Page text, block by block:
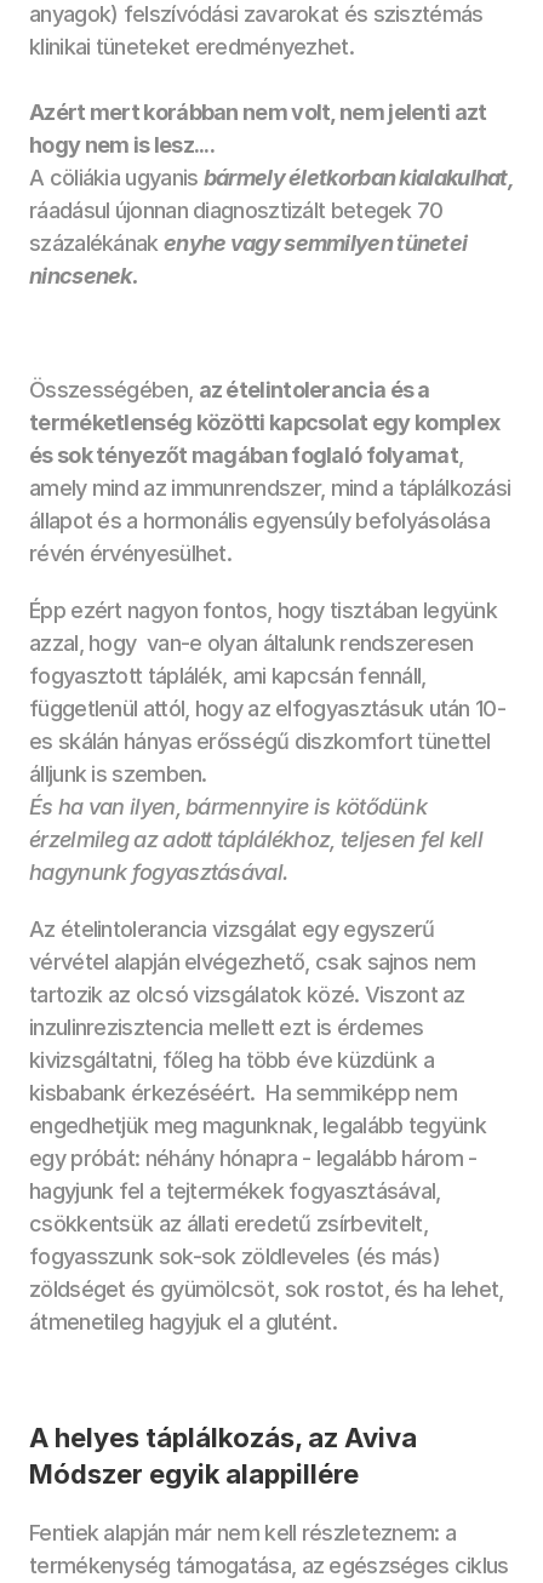
anyagok) felszívódási zavarokat és szisztémás
klinikai tüneteket eredményezhet.
Azért mert korábban nem volt, nem jelenti azt
hogy nem is lesz....
A cöliákia ugyanis bármely életkorban kialakulhat,
ráadásul újonnan diagnosztizált betegek 70
százalékának enyhe vagy semmilyen tünetei
nincsenek.
Összességében, az ételintolerancia és a
terméketlenség közötti kapcsolat egy komplex
és sok tényezőt magában foglaló folyamat,
amely mind az immunrendszer, mind a táplálkozási
állapot és a hormonális egyensúly befolyásolása
révén érvényesülhet.
Épp ezért nagyon fontos, hogy tisztában legyünk
azzal, hogy  van-e olyan általunk rendszeresen
fogyasztott táplálék, ami kapcsán fennáll,
függetlenül attól, hogy az elfogyasztásuk után 10-
es skálán hányas erősségű diszkomfort tünettel
álljunk is szemben.
És ha van ilyen, bármennyire is kötődünk
érzelmileg az adott táplálékhoz, teljesen fel kell
hagynunk fogyasztásával.
Az ételintolerancia vizsgálat egy egyszerű
vérvétel alapján elvégezhető, csak sajnos nem
tartozik az olcsó vizsgálatok közé. Viszont az
inzulinrezisztencia mellett ezt is érdemes
kivizsgáltatni, főleg ha több éve küzdünk a
kisbabank érkezéséért.  Ha semmiképp nem
engedhetjük meg magunknak, legalább tegyünk
egy próbát: néhány hónapra - legalább három -
hagyjunk fel a tejtermékek fogyasztásával,
csökkentsük az állati eredetű zsírbevitelt,
fogyasszunk sok-sok zöldleveles (és más)
zöldséget és gyümölcsöt, sok rostot, és ha lehet,
átmenetileg hagyjuk el a glutént.
A helyes táplálkozás, az Aviva
Módszer egyik alappillére
Fentiek alapján már nem kell részleteznem: a
termékenység támogatása, az egészséges ciklus